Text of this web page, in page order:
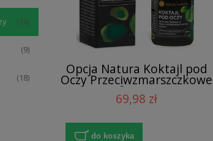
(14)
(9)
(18)
Opcja Natura Koktajl pod
Oczy Przeciwzmarszczkowe
serum Kofeina & Opuncja
69,98 zł
do koszyka